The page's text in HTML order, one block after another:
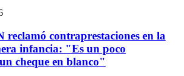
reclamó contraprestaciones en la
infancia: "Es un poco
cheque en blanco"